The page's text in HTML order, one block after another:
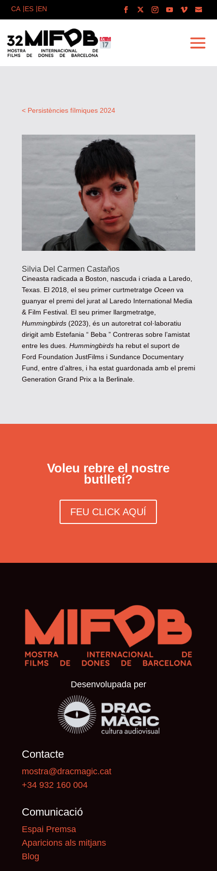
< Persistències fílmiques 2024
Silvia Del Carmen Castaños
Cineasta radicada a Boston, nascuda i criada a Laredo,
Texas. El 2018, el seu primer curtmetratge Oceen va
guanyar el premi del jurat al Laredo International Media
& Film Festival. El seu primer llargmetratge,
Hummingbirds (2023), és un autoretrat col·laboratiu
dirigit amb Estefania “ Beba ” Contreras sobre l’amistat
entre les dues. Hummingbirds ha rebut el suport de
Ford Foundation JustFilms i Sundance Documentary
Fund, entre d’altres, i ha estat guardonada amb el premi
Generation Grand Prix a la Berlinale.
Voleu rebre el nostre
butlletí?
FEU CLICK AQUÍ
Desenvolupada per
Contacte
mostra@dracmagic.cat
+34 932 160 004
Comunicació
Espai Premsa
Aparicions als mitjans
Blog